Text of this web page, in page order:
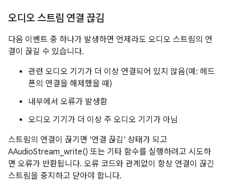
오디오 스트림 연결 끊김
다음 이벤트 중 하나가 발생하면 언제라도 오디오 스트림의 연
결이 끊길 수 있습니다.
관련 오디오 기기가 더 이상 연결되어 있지 않음(예: 헤드
폰의 연결을 해제했을 때)
내부에서 오류가 발생함
오디오 기기가 더 이상 주 오디오 기기가 아님
스트림의 연결이 끊기면 '연결 끊김' 상태가 되고
AAudioStream_write() 또는 기타 함수를 실행하려고 시도하
면 오류가 반환됩니다. 오류 코드와 관계없이 항상 연결이 끊긴
스트림을 중지하고 닫아야 합니다.